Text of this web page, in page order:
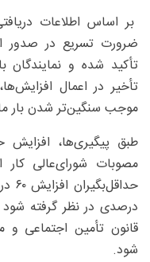
بر اساس اطلاعات
ضرورت تسریع در صدور
تأکید شده و نمایندگان
تأخیر در اعمال
موجب سنگین‌تر شدن بار
مصوبات شورای‌عالی
قانون تأمین اجتماعی
شود.